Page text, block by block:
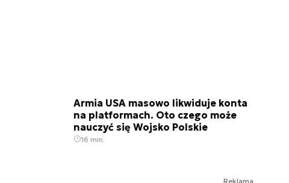
Armia USA masowo likwiduje konta
na platformach. Oto czego może
nauczyć się Wojsko Polskie
16 min.
Reklama